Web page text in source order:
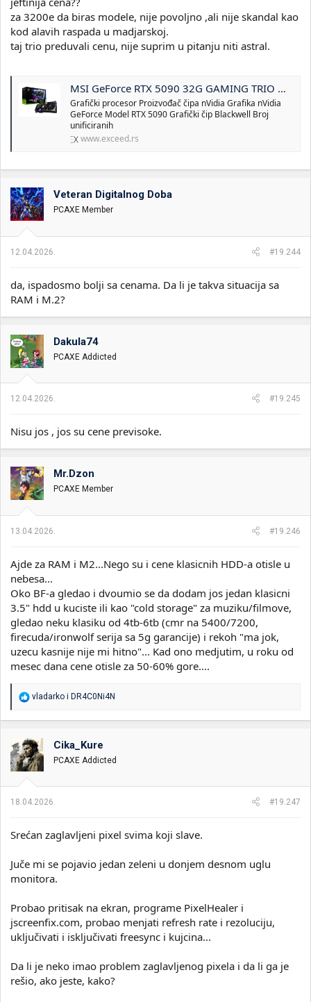
za 3200e da biras modele, nije povoljno ,ali nije skandal kao
kod alavih raspada u madjarskoj.
taj trio preduvali cenu, nije suprim u pitanju niti astral.
MSI GeForce RTX 5090 32G GAMING TRIO OC | EXCEED D.O.O.
Grafički procesor Proizvođač čipa nVidia Grafika nVidia
GeForce Model RTX 5090 Grafički čip Blackwell Broj
unificiranih
www.exceed.rs
Veteran Digitalnog Doba
PCAXE Member
12.04.2026. #19.244
da, ispadosmo bolji sa cenama. Da li je takva situacija sa
RAM i M.2?
Dakula74
PCAXE Addicted
12.04.2026. #19.245
Nisu jos , jos su cene previsoke.
Mr.Dzon
PCAXE Member
13.04.2026. #19.246
Ajde za RAM i M2...Nego su i cene klasicnih HDD-a otisle u
nebesa...
Oko BF-a gledao i dvoumio se da dodam jos jedan klasicni
3.5" hdd u kuciste ili kao "cold storage" za muziku/filmove,
gledao neku klasiku od 4tb-6tb (cmr na 5400/7200,
firecuda/ironwolf serija sa 5g garancije) i rekoh "ma jok,
uzecu kasnije nije mi hitno"... Kad ono medjutim, u roku od
mesec dana cene otisle za 50-60% gore....
R
a
o
v
a
n
:
vladarko i DR4C0Ni4N
Cika_Kure
PCAXE Addicted
18.04.2026. #19.247
Srećan zaglavljeni pixel svima koji slave.
Juče mi se pojavio jedan zeleni u donjem desnom uglu
monitora.
Probao pritisak na ekran, programe PixelHealer i
jscreenfix.com, probao menjati refresh rate i rezoluciju,
uključivati i isključivati freesync i kujcina...
Da li je neko imao problem zaglavljenog pixela i da li ga je
rešio, ako jeste, kako?